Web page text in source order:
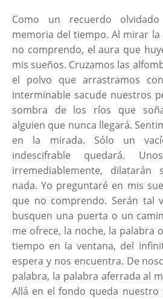
Como un recuerdo
memoria del tiempo. Al mirar
no comprendo, el aura que
mis sueños. Cruzamos las
el polvo que arrastramos
interminable sacude nuestros
sombra de los ríos que
alguien que nunca llegará.
en la mirada. Sólo un
indescifrable quedará.
irremediablemente,
nada. Yo preguntaré en mis
que no comprendo. Serán tal
busquen una puerta o un
me ofrece, la noche, la palabra
tiempo en la ventana, del
espera y nos encuentra. De
palabra, la palabra aferrada al
Allá en el fondo queda